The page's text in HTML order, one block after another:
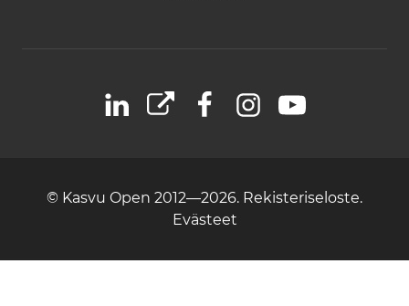
LinkedIn
X FacebookInstagramYouTube
© Kasvu Open 2012—2026. Rekisteriseloste.
Evästeet